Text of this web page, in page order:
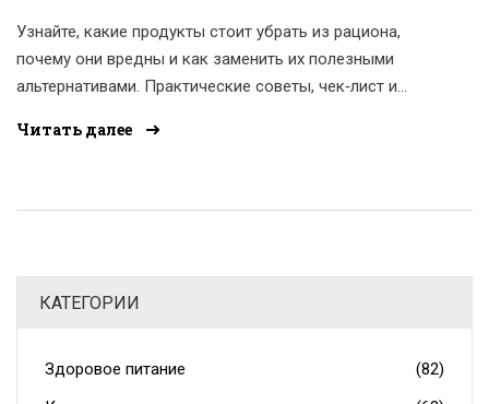
Узнайте, какие продукты стоит убрать из рациона,
почему они вредны и как заменить их полезными
альтернативами. Практические советы, чек‑лист и
Читать далее
КАТЕГОРИИ
Здоровое питание
(82)